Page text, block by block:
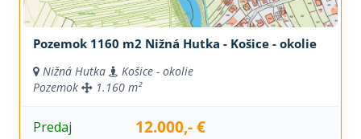
Pozemok 1160 m2 Nižná Hutka - Košice - okolie
Nižná Hutka
Košice - okolie
Pozemok
1.160 m²
Predaj 12.000,- €